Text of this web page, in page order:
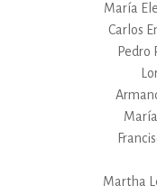
María
Carlos
Pedro
Martha